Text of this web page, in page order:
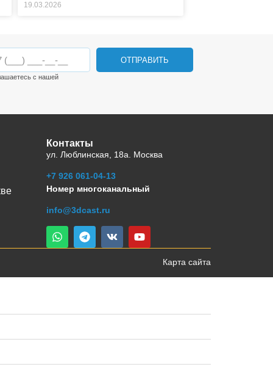
19.03.2026
ОТПРАВИТЬ
с нашей
Контакты
ул. Люблинская, 18а. Москва
+7 926 061-04-13
Номер многоканальный
info@3dcast.ru
Карта сайта